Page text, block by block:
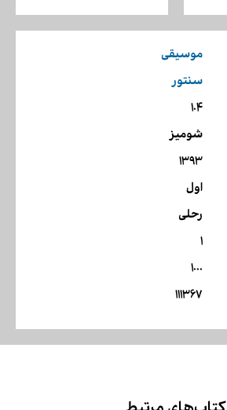
موسیقی
سنتور
104
شومیز
1393
اول
رحلی
1
1000
111367